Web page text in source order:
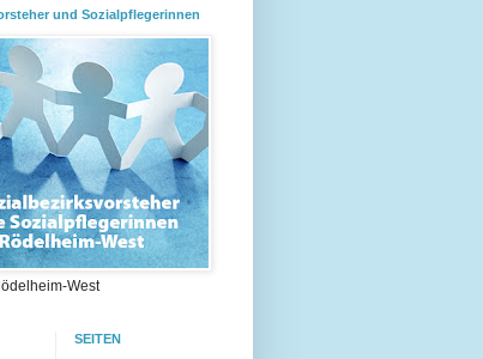
und Sozialpflegerinnen
West
SEITEN